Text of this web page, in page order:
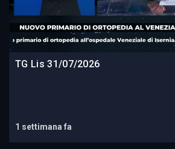
TG Lis 31/07/2026
1 settimana fa